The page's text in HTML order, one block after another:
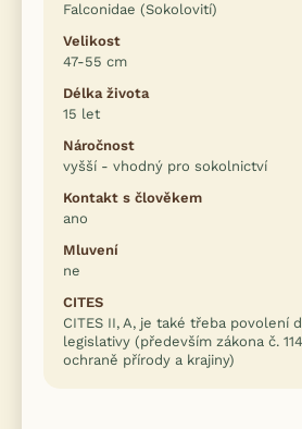
Falconidae (Sokolovití)
Velikost
47-55 cm
Délka života
15 let
Náročnost
vyšší - vhodný pro sokolnictví
Kontakt s člověkem
ano
Mluvení
ne
CITES
CITES II, A, je také třeba povolení
legislativy (především zákona č.
ochraně přírody a krajiny)